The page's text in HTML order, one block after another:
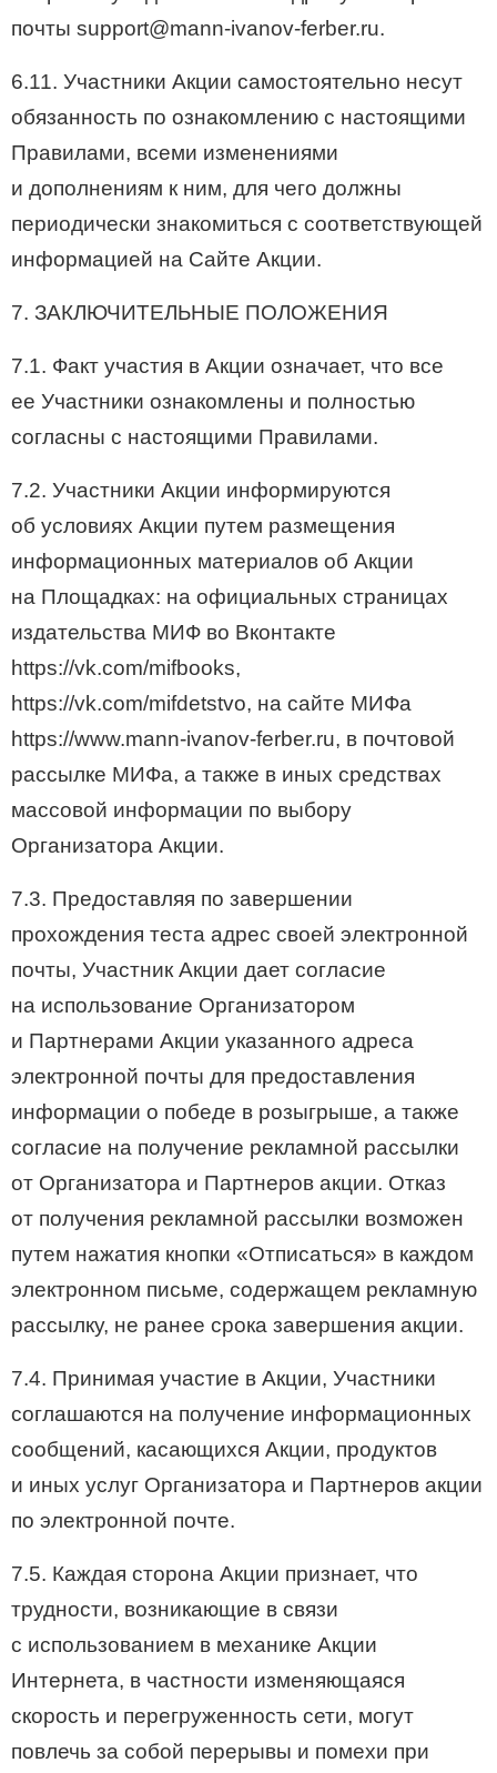
почты support@mann-ivanov-ferber.ru.
6.11. Участники Акции самостоятельно несут
обязанность по ознакомлению с настоящими
Правилами, всеми изменениями
и дополнениям к ним, для чего должны
периодически знакомиться с соответствующей
информацией на Сайте Акции.
7. ЗАКЛЮЧИТЕЛЬНЫЕ ПОЛОЖЕНИЯ
7.1. Факт участия в Акции означает, что все
ее Участники ознакомлены и полностью
согласны с настоящими Правилами.
7.2. Участники Акции информируются
об условиях Акции путем размещения
информационных материалов об Акции
на Площадках: на официальных страницах
издательства МИФ во Вконтакте
https://vk.com/mifbooks,
https://vk.com/mifdetstvo, на сайте МИФа
https://www.mann-ivanov-ferber.ru, в почтовой
рассылке МИФа, а также в иных средствах
массовой информации по выбору
Организатора Акции.
7.3. Предоставляя по завершении
прохождения теста адрес своей электронной
почты, Участник Акции дает согласие
на использование Организатором
и Партнерами Акции указанного адреса
электронной почты для предоставления
информации о победе в розыгрыше, а также
согласие на получение рекламной рассылки
от Организатора и Партнеров акции. Отказ
от получения рекламной рассылки возможен
путем нажатия кнопки «Отписаться» в каждом
электронном письме, содержащем рекламную
рассылку, не ранее срока завершения акции.
7.4. Принимая участие в Акции, Участники
соглашаются на получение информационных
сообщений, касающихся Акции, продуктов
и иных услуг Организатора и Партнеров акции
по электронной почте.
7.5. Каждая сторона Акции признает, что
трудности, возникающие в связи
с использованием в механике Акции
Интернета, в частности изменяющаяся
скорость и перегруженность сети, могут
повлечь за собой перерывы и помехи при